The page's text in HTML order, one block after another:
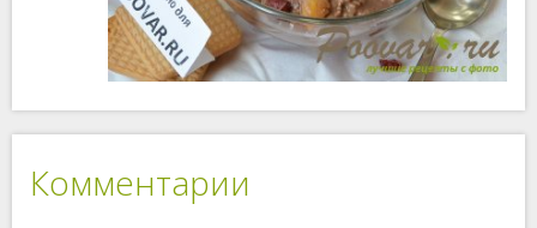
Комментарии